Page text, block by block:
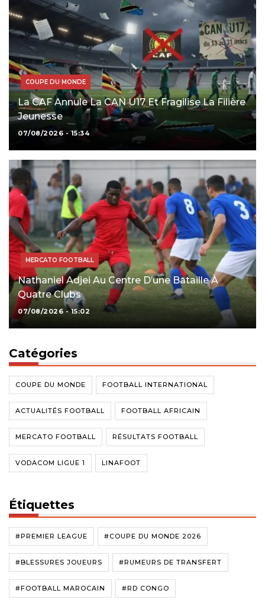
COUPE DU MONDE
La CAF Annule La CAN U17 Et Fragilise La Filière
Jeunesse
07/08/2026 - 15:34
MERCATO FOOTBALL
Nathaniel Adjei Au Centre D’une Bataille À
Quatre Clubs
07/08/2026 - 15:02
Catégories
COUPE DU MONDE FOOTBALL INTERNATIONAL
ACTUALITÉS FOOTBALL FOOTBALL AFRICAIN
MERCATO FOOTBALL RÉSULTATS FOOTBALL
VODACOM LIGUE 1 LINAFOOT
Étiquettes
#PREMIER LEAGUE #COUPE DU MONDE 2026
#BLESSURES JOUEURS #RUMEURS DE TRANSFERT
#FOOTBALL MAROCAIN #RD CONGO